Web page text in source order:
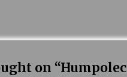
on “Humpolec